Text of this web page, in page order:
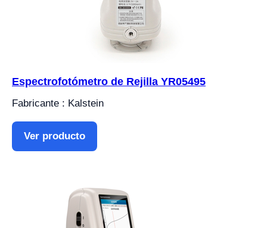
Espectrofotómetro de Rejilla YR05495
Fabricante : Kalstein
Ver producto